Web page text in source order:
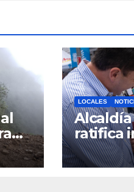
LOCALES
ratifica
social